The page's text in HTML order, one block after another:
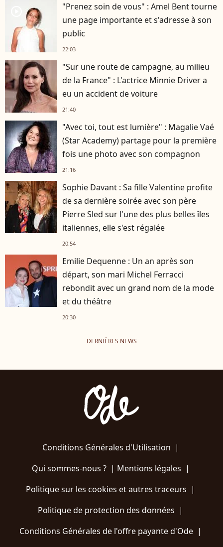
"Prenez soin de vous" : Amel Bent tourne
une page importante et s'adresse à son
public
22:03
"Sur une route de campagne, au milieu
de la France" : L'actrice Minnie Driver a
eu un accident de voiture
21:40
"Avec toi, tout est lumière" : Magalie Vaé
(Star Academy) partage pour la première
fois une photo avec son compagnon
21:16
Sophie Davant : Sa fille Valentine profite
de sa dernière soirée avec son père
Pierre Sled sur l'une des plus belles îles
italiennes, elle s'est régalée
20:54
Emilie Dequenne : Un an après son
départ, son mari Michel Ferracci
rebondit avec un grand nom de la mode
et du théâtre
20:30
DERNIÈRES NEWS
Conditions Générales d'Utilisation |
Qui sommes-nous ?| Mentions légales |
Politique sur les cookies et autres traceurs |
Politique de protection des données |
Conditions Générales de l'offre payante d'Ode |